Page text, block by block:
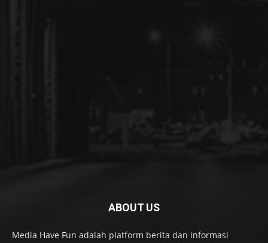
ABOUT US
Media Have Fun adalah platform berita dan informasi